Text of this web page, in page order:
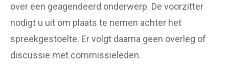
over een geagendeerd onderwerp. De voorzitter
nodigt u uit om plaats te nemen achter het
spreekgestoelte. Er volgt daarna geen overleg of
discussie met commissieleden.